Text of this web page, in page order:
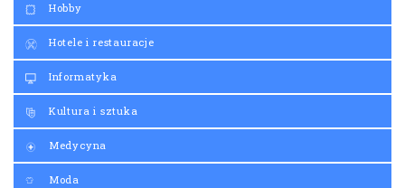
Hobby
Hotele i restauracje
Informatyka
Kultura i sztuka
Medycyna
Moda